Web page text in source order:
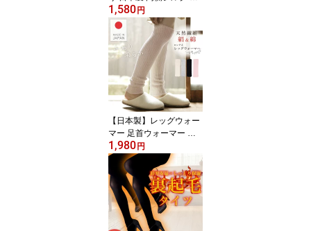
側ウール混 二重編み ア
ームカバー ハンドカバー
防寒 冷房 クーラー 冷え
温活 手首 オフィス デス
クワーク ウール 絹 男女
兼用 つむぎうた エムア
ンドエムソックス
1,580円
【日本製】レッグウォー
マー 足首ウォーマー 内
側 シルク ロング レディ
ース メンズ キッズ 男女
兼用 絹 綿 コットン あた
たかい 暖かい ゆったり
天然繊維 アームウォーマ
ー アームカバー 通年 お
やすみ 就寝 冷え性
1,980円